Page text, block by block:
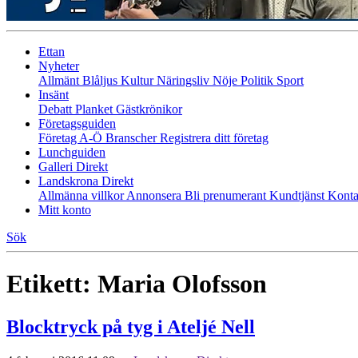
Ettan
Nyheter
Allmänt Blåljus KulturNäringsliv Nöje Politik Sport
Insänt
Debatt Planket Gästkrönikor
Företagsguiden
Företag A-Ö BranscherRegistrera ditt företag
Lunchguiden
Galleri Direkt
Landskrona Direkt
Allmänna villkorAnnonsera Bli prenumerant Kundtjänst
Mitt konto
Sök
Etikett: Maria Olofsson
Blocktryck på tyg i Ateljé Nell